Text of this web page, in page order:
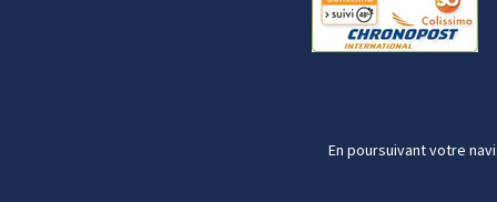
En poursuivant votre